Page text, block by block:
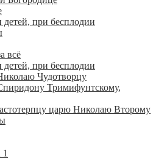
при бесплодии
всё
при бесплодии
Чудотворцу
Тримифунтскому,
царю Николаю Второму